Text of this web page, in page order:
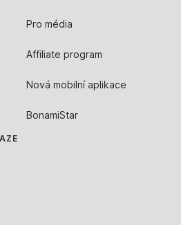
Pro média
Affiliate program
Nová mobilní aplikace
BonamiStar